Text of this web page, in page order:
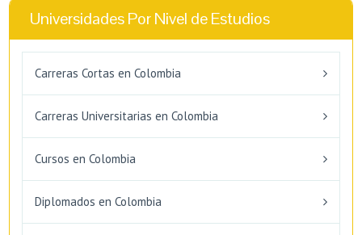
Universidades Por Nivel de Estudios
Carreras Cortas en Colombia
Carreras Universitarias en Colombia
Cursos en Colombia
Diplomados en Colombia